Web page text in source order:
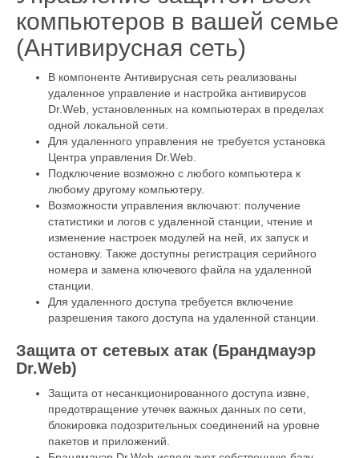
компьютеров в вашей семье
(Антивирусная сеть)
В компоненте Антивирусная сеть реализованы
удаленное управление и настройка антивирусов
Dr.Web, установленных на компьютерах в пределах
одной локальной сети.
Для удаленного управления не требуется установка
Центра управления Dr.Web.
Подключение возможно с любого компьютера к
любому другому компьютеру.
Возможности управления включают: получение
статистики и логов с удаленной станции, чтение и
изменение настроек модулей на ней, их запуск и
остановку. Также доступны регистрация серийного
номера и замена ключевого файла на удаленной
станции.
Для удаленного доступа требуется включение
разрешения такого доступа на удаленной станции.
Защита от сетевых атак (Брандмауэр
Dr.Web)
Защита от несанкционированного доступа извне,
предотвращение утечек важных данных по сети,
блокировка подозрительных соединений на уровне
пакетов и приложений.